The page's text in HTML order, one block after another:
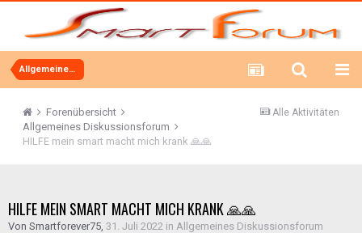
Allgemeines Diskussionsforum
Alle Aktivitäten
Forenübersicht
Allgemeines Diskussionsforum
HILFE mein smart macht mich krank 🙏🙏
HILFE MEIN SMART MACHT MICH KRANK 🙏🙏
Von Smartforever75, 31. Juli 2022 in Allgemeines Diskussionsforum